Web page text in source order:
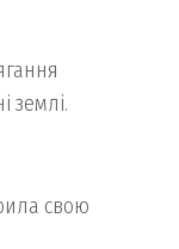
землі.
свою